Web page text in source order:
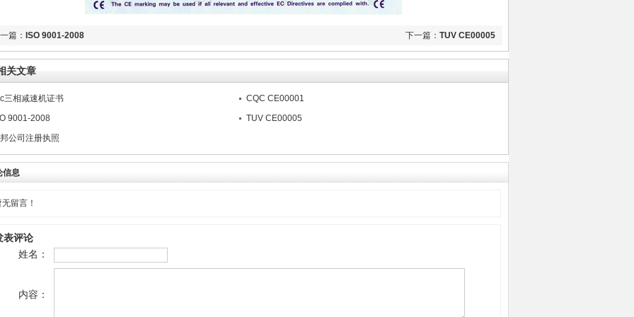
篇： ISO 9001-2008 下一篇： TUV CE00005
关文章
三相减速机证书
CQC CE00001
9001-2008
TUV CE00005
公司注册执照
信息
留言！
表评论
姓名：
内容：